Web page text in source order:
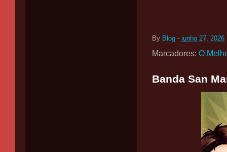
By Blog - junho 27, 2026
Marcadores: O
Banda San